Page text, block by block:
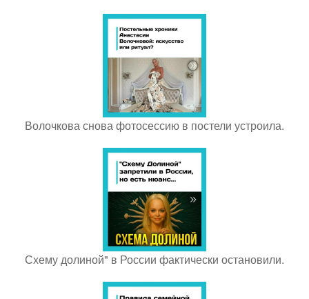
Волочкова снова фотосессию в постели устроила.
Схему долиной" в России фактически остановили.